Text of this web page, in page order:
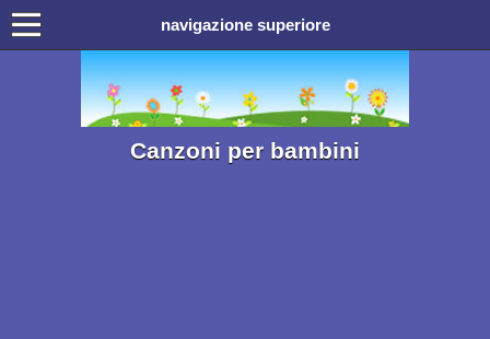
navigazione superiore
Canzoni per bambini